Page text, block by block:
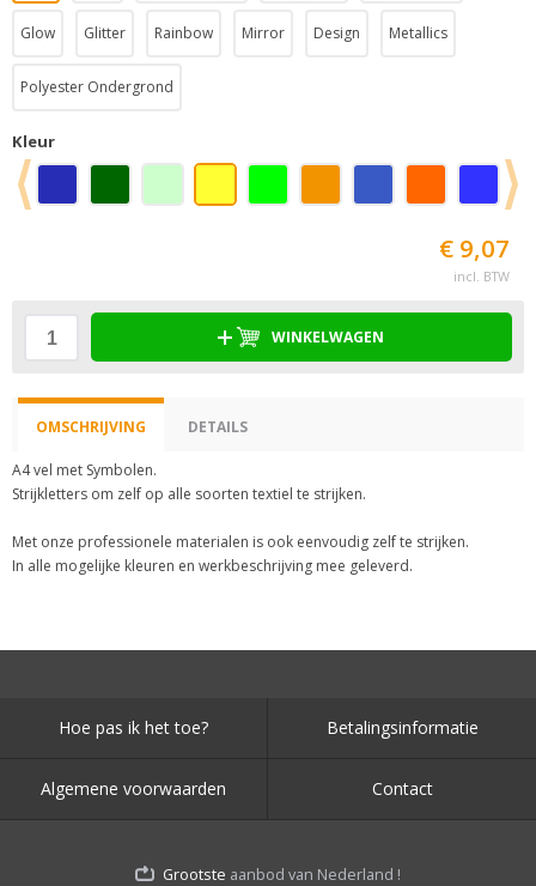
Glow Glitter Rainbow Mirror Design Metallics
Polyester Ondergrond
Kleur
€ 9,07
incl. BTW
WINKELWAGEN
OMSCHRIJVING DETAILS
A4 vel met Symbolen.
Strijkletters om zelf op alle soorten textiel te strijken.
Met onze professionele materialen is ook eenvoudig zelf te strijken.
In alle mogelijke kleuren en werkbeschrijving mee geleverd.
Hoe pas ik het toe? Betalingsinformatie
Algemene voorwaarden Contact
Grootste aanbod van Nederland !